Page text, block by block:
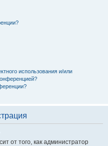
использования и/или
от того, как администратор